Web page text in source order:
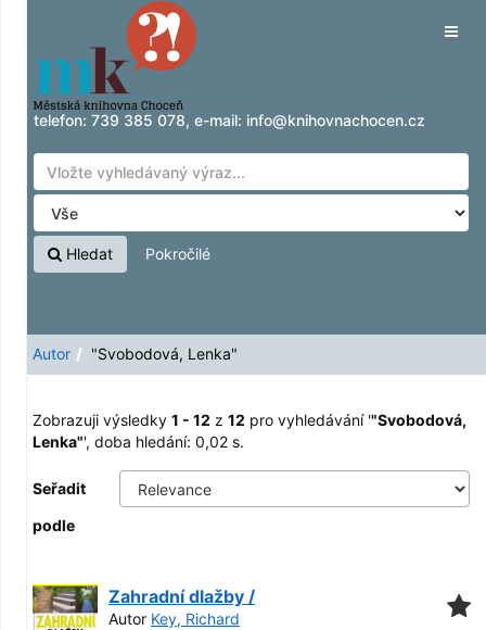
Zobrazuji výsledky1 - 12
Přeskočit na obsah
telefon: 739 385 078, e-mail: info@knihovnachocen.cz
Hledat Pokročilé
Autor "Svobodová, Lenka"
Zobrazuji výsledky 1 - 12 z 12 pro vyhledávání '"Svobodová,
Lenka"', doba hledání: 0,02 s.
Seřadit
podle
Zahradní dlažby /
Autor Key, Richard